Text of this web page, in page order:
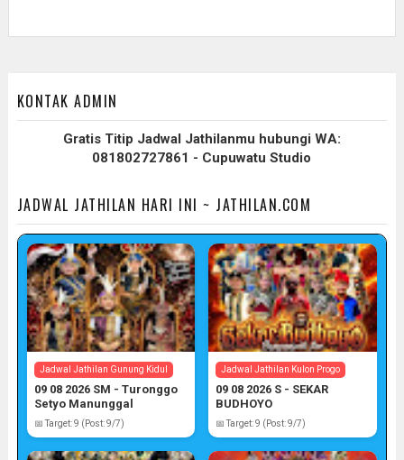
KONTAK ADMIN
Gratis Titip Jadwal Jathilanmu hubungi WA:
081802727861 - Cupuwatu Studio
JADWAL JATHILAN HARI INI ~ JATHILAN.COM
Jadwal Jathilan Gunung Kidul
09 08 2026 SM - Turonggo
Setyo Manunggal
📅 Target: 9 (Post: 9/7)
Jadwal Jathilan Kulon Progo
09 08 2026 S - SEKAR
BUDHOYO
📅 Target: 9 (Post: 9/7)